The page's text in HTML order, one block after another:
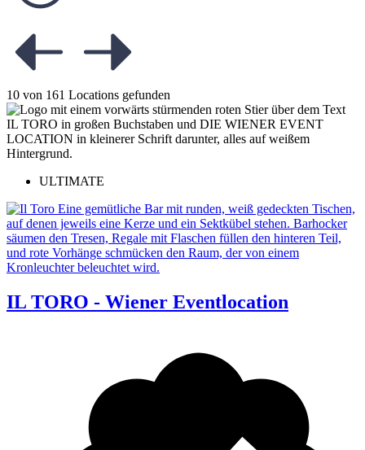
10 von 161 Locations gefunden
ULTIMATE
IL TORO - Wiener Eventlocation